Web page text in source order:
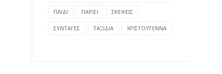
ΠΑΙΔΙ ΠΑΡΙΣΙ ΣΚΕΨΕΙΣ
ΣΥΝΤΑΓΕΣ ΤΑΞΙΔΙΑ ΧΡΙΣΤΟΥΓΕΝΝΑ